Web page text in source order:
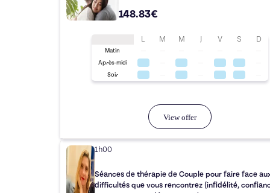
148.83€
L M M J V S D
Matin
Après-midi
Soir
View offer
1h00
Séances de thérapie de Couple pour faire face
difficultés que vous rencontrez (infidélité,